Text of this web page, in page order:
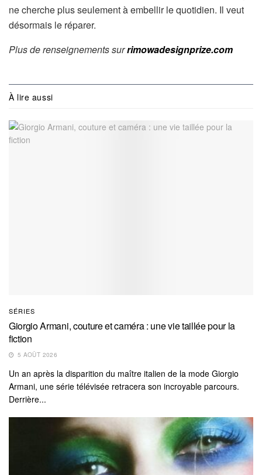
ne cherche plus seulement à embellir le quotidien. Il veut
désormais le réparer.
Plus de renseignements surrimowadesignprize.com
À lire aussi
SÉRIES
Giorgio Armani, couture et caméra : une vie taillée pour la
fiction
5 AOÛT 2026
Un an après la disparition du maître italien de la mode Giorgio
Armani, une série télévisée retracera son incroyable parcours.
Derrière...